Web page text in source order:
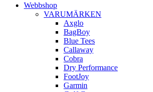
Webbshop
VARUMÄRKEN
Axglo
BagBoy
Blue Tees
Callaway
Cobra
Dry Performance
FootJoy
Garmin